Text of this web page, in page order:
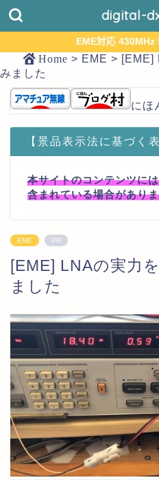
digital-
EME対応 430MHz
Home > EME > [EME]
みました
にほ
【景品表示法に基づく表
本サイトのコンテンツに
含まれている場合があり
EME PR
[EME] LNAの実力
ました